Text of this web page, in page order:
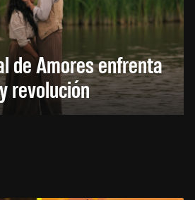
de Amores enfrenta
revolución